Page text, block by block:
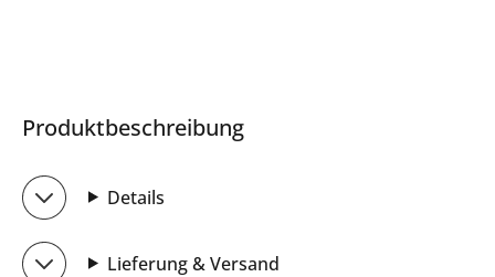
Produktbeschreibung
Details
Lieferung & Versand